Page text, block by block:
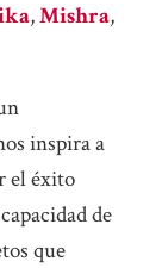
,Mishra,
inspira a
el éxito
de
que